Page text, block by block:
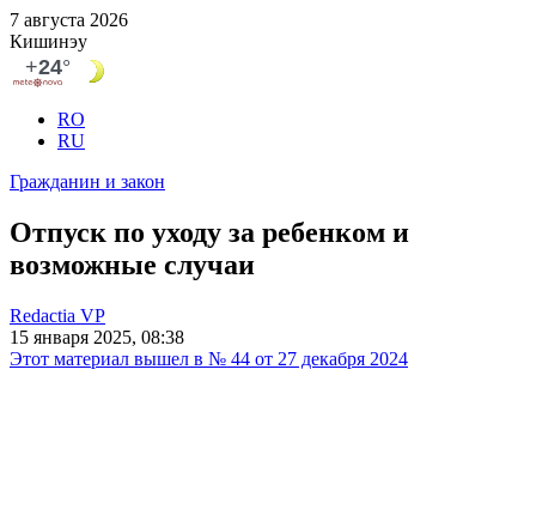
7 августа 2026
Кишинэу
RO
RU
Гражданин и закон
Отпуск по уходу за ребенком и
возможные случаи
Redactia VP
15 января 2025, 08:38
Этот материал вышел в № 44 от 27 декабря 2024